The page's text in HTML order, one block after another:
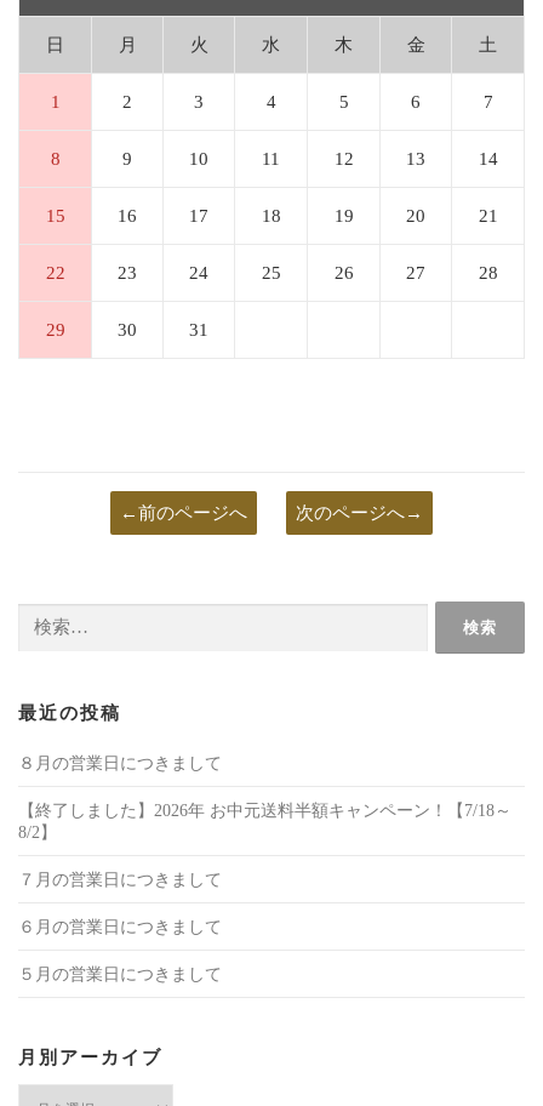
日 月 火 水 木 金 土
1 2 3 4 5 6 7
8 9 10 11 12 13 14
15 16 17 18 19 20 21
22 23 24 25 26 27 28
29 30 31
←前のページへ 次のページへ→
検
最近の投稿
８月の営業日につきまして
【終了しました】2026年 お中元送料半額キャンペーン！【7/18～
8/2】
７月の営業日につきまして
６月の営業日につきまして
５月の営業日につきまして
月別アーカイブ